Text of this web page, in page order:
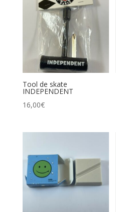
Tool de skate
INDEPENDENT
16,00€